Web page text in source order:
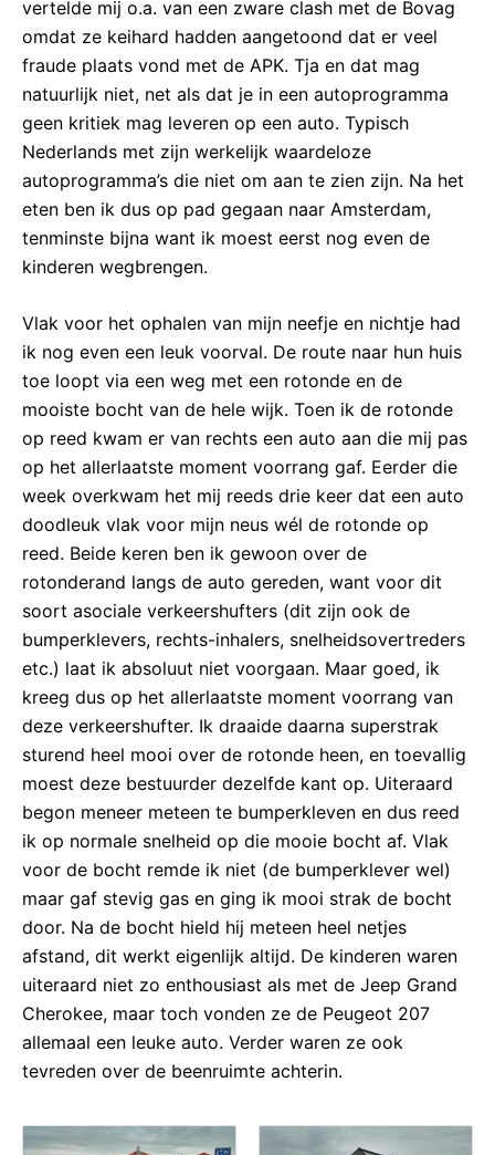
vertelde mij o.a. van een zware clash met de Bovag
omdat ze keihard hadden aangetoond dat er veel
fraude plaats vond met de APK. Tja en dat mag
natuurlijk niet, net als dat je in een autoprogramma
geen kritiek mag leveren op een auto. Typisch
Nederlands met zijn werkelijk waardeloze
autoprogramma’s die niet om aan te zien zijn. Na het
eten ben ik dus op pad gegaan naar Amsterdam,
tenminste bijna want ik moest eerst nog even de
kinderen wegbrengen.
Vlak voor het ophalen van mijn neefje en nichtje had
ik nog even een leuk voorval. De route naar hun huis
toe loopt via een weg met een rotonde en de
mooiste bocht van de hele wijk. Toen ik de rotonde
op reed kwam er van rechts een auto aan die mij pas
op het allerlaatste moment voorrang gaf. Eerder die
week overkwam het mij reeds drie keer dat een auto
doodleuk vlak voor mijn neus wél de rotonde op
reed. Beide keren ben ik gewoon over de
rotonderand langs de auto gereden, want voor dit
soort asociale verkeershufters (dit zijn ook de
bumperklevers, rechts-inhalers, snelheidsovertreders
etc.) laat ik absoluut niet voorgaan. Maar goed, ik
kreeg dus op het allerlaatste moment voorrang van
deze verkeershufter. Ik draaide daarna superstrak
sturend heel mooi over de rotonde heen, en toevallig
moest deze bestuurder dezelfde kant op. Uiteraard
begon meneer meteen te bumperkleven en dus reed
ik op normale snelheid op die mooie bocht af. Vlak
voor de bocht remde ik niet (de bumperklever wel)
maar gaf stevig gas en ging ik mooi strak de bocht
door. Na de bocht hield hij meteen heel netjes
afstand, dit werkt eigenlijk altijd. De kinderen waren
uiteraard niet zo enthousiast als met de Jeep Grand
Cherokee, maar toch vonden ze de Peugeot 207
allemaal een leuke auto. Verder waren ze ook
tevreden over de beenruimte achterin.